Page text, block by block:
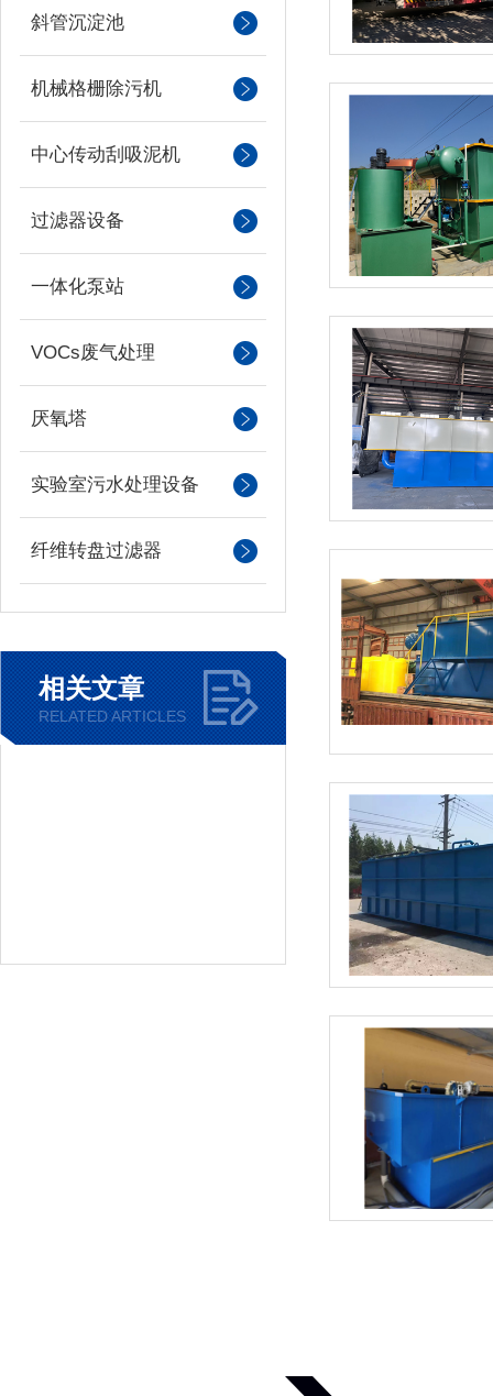
斜管沉淀池
机械格栅除污机
中心传动刮吸泥机
过滤器设备
一体化泵站
VOCs废气处理
厌氧塔
实验室污水处理设备
纤维转盘过滤器
相关文章
RELATED ARTICLES